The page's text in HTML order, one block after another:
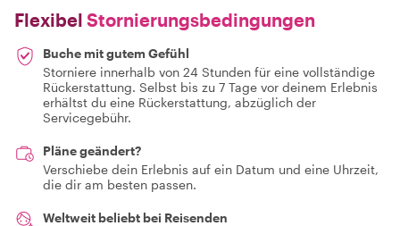
Flexibel Stornierungsbedingungen
Buche mit gutem Gefühl
Storniere innerhalb von 24 Stunden für eine vollständige
Rückerstattung. Selbst bis zu 7 Tage vor deinem Erlebnis
erhältst du eine Rückerstattung, abzüglich der
Servicegebühr.
Pläne geändert?
Verschiebe dein Erlebnis auf ein Datum und eine Uhrzeit,
die dir am besten passen.
Weltweit beliebt bei Reisenden